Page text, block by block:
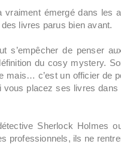
émergé dans les
livres parus bien avant.
s’empêcher de penser
du cosy mystery.
mais… c’est un officier de
placez ses livres dans
Sherlock Holmes
professionnels, ils ne